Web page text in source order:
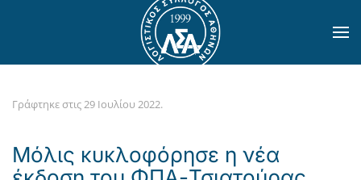
Skip to main content
Γράφτηκε στις29 Ιουλίου 2022.
Μόλις κυκλοφόρησε η νέα